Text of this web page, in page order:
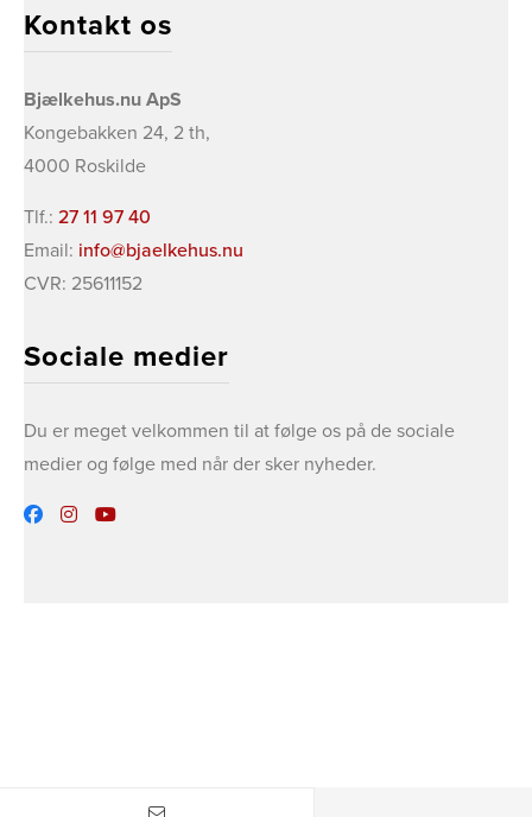
Kontakt os
Bjælkehus.nu ApS
​Kongebakken 24, 2 th,
4000 Roskilde
Tlf.: 27 11 97 40
Email: info@bjaelkehus.nu
CVR: 25611152
Sociale medier
Du er meget velkommen til at følge os på de sociale
medier og følge med når der sker nyheder.